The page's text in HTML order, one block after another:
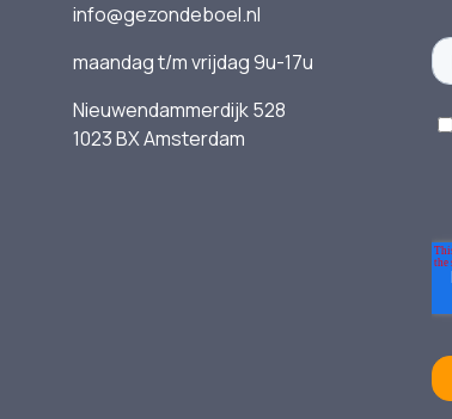
info@gezondeboel.nl
maandag t/m vrijdag 9u-17u
Nieuwendammerdijk 528
1023 BX Amsterdam